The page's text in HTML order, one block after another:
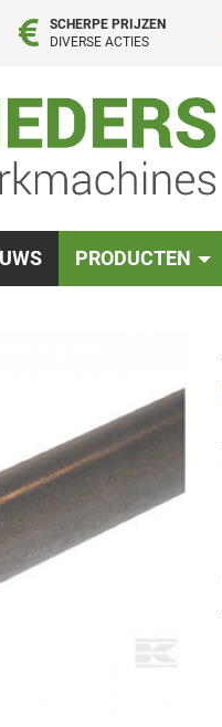
SCHERPE PRIJZEN
DIVERSE ACTIES
PRODUCTEN